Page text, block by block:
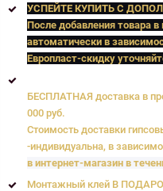
УСПЕЙТЕ КУПИТЬ C
После добавления товара в
автоматически в
Европласт-скидку
БЕСПЛАТНАЯ доставка в
000 руб.
Стоимость доставки
-индивидуальна, в
в интернет-магазин в
Монтажный клей В